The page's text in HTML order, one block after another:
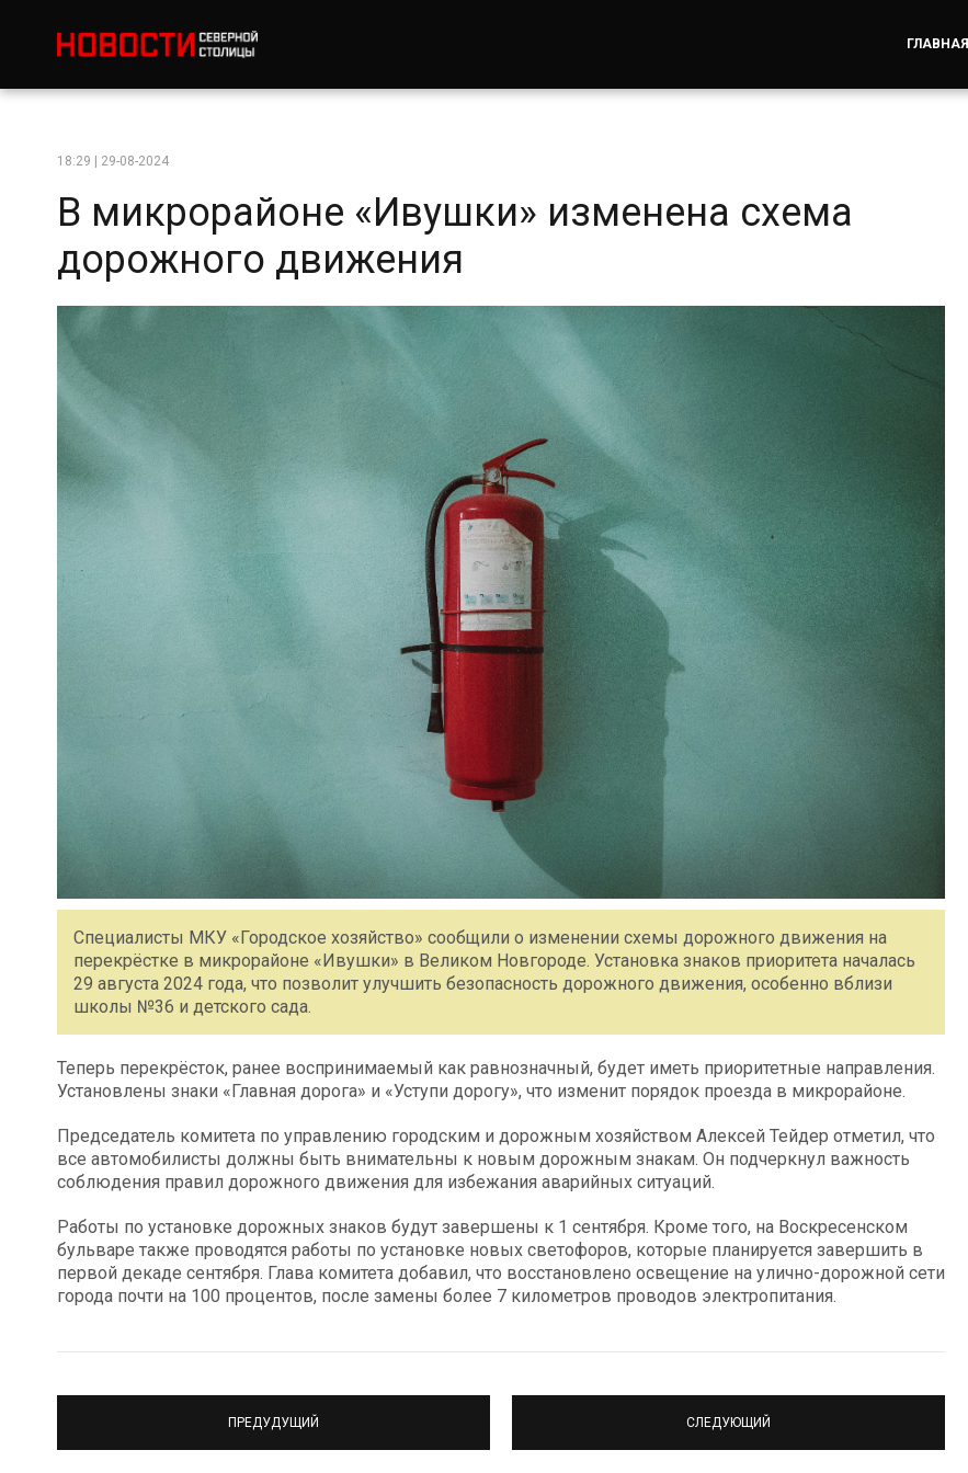
ГЛАВНАЯ
18:29 | 29-08-2024
В микрорайоне «Ивушки» изменена схема
дорожного движения
Специалисты МКУ «Городское хозяйство» сообщили о изменении схемы дорожного движения на
перекрёстке в микрорайоне «Ивушки» в Великом Новгороде. Установка знаков приоритета началась
29 августа 2024 года, что позволит улучшить безопасность дорожного движения, особенно вблизи
школы №36 и детского сада.
Теперь перекрёсток, ранее воспринимаемый как равнозначный, будет иметь приоритетные направления.
Установлены знаки «Главная дорога» и «Уступи дорогу», что изменит порядок проезда в микрорайоне.
Председатель комитета по управлению городским и дорожным хозяйством Алексей Тейдер отметил, что
все автомобилисты должны быть внимательны к новым дорожным знакам. Он подчеркнул важность
соблюдения правил дорожного движения для избежания аварийных ситуаций.
Работы по установке дорожных знаков будут завершены к 1 сентября. Кроме того, на Воскресенском
бульваре также проводятся работы по установке новых светофоров, которые планируется завершить в
первой декаде сентября. Глава комитета добавил, что восстановлено освещение на улично-дорожной сети
города почти на 100 процентов, после замены более 7 километров проводов электропитания.
ПРЕДУДУЩИЙ СЛЕДУЮЩИЙ